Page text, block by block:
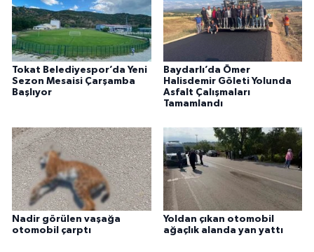
Tokat Belediyespor’da Yeni
Sezon Mesaisi Çarşamba
Başlıyor
Baydarlı’da Ömer
Halisdemir Göleti Yolunda
Asfalt Çalışmaları
Tamamlandı
Nadir görülen vaşağa
otomobil çarptı
Yoldan çıkan otomobil
ağaçlık alanda yan yattı